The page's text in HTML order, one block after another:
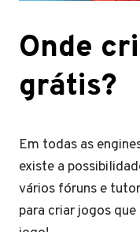
Onde
grátis?
Em todas as
existe a
vários fóruns e
para criar jogos